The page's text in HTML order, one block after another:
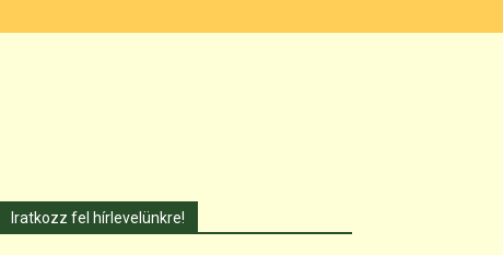
Iratkozz fel hírlevelünkre!